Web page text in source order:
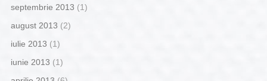
septembrie 2013 (1)
august 2013 (2)
iulie 2013 (1)
iunie 2013 (1)